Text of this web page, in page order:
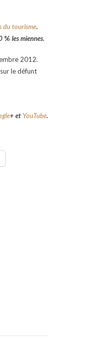
du tourisme.
% les miennes.
2012.
le défunt
+ et YouTube.